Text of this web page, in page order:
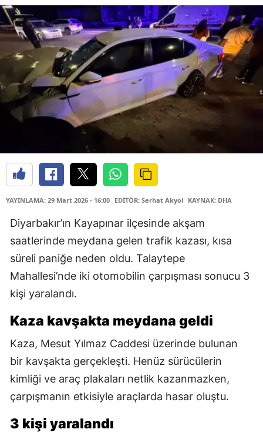
YAYINLAMA: 29 Mart 2026 - 16:00 EDİTÖR: Serhat Akyol KAYNAK: DHA
Diyarbakır’ın Kayapınar ilçesinde akşam
saatlerinde meydana gelen trafik kazası, kısa
süreli paniğe neden oldu. Talaytepe
Mahallesi’nde iki otomobilin çarpışması sonucu 3
kişi yaralandı.
Kaza kavşakta meydana geldi
Kaza, Mesut Yılmaz Caddesi üzerinde bulunan
bir kavşakta gerçekleşti. Henüz sürücülerin
kimliği ve araç plakaları netlik kazanmazken,
çarpışmanın etkisiyle araçlarda hasar oluştu.
3 kişi yaralandı